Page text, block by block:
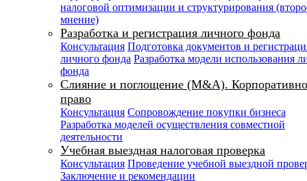
налоговой оптимизации и структурирования
мнение)
Разработка и регистрация личного фонда
Консультация Подготовка документов и
личного фонда Разработка модели использования
фонда
Слияние и поглощение (M&A).
право
Консультация Сопровождение покупки бизнеса
Разработка моделей осуществления совместной
деятельности
Учебная выездная налоговая проверка
Консультация Проведение учебной выездной
Заключение и рекомендации